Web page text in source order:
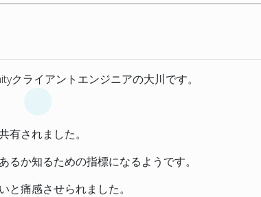
クライアントエンジニアの大川です。
有されました。
か知るための指標になるようです。
痛感させられました。